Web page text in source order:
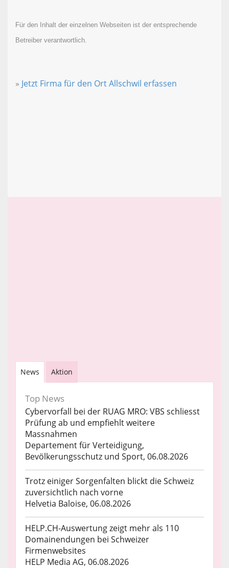
Für den Inhalt der einzelnen Webseiten ist der entsprechende
Betreiber verantwortlich.
» Jetzt Firma für den Ort Allschwil erfassen
News Aktion
Top News
Cybervorfall bei der RUAG MRO: VBS schliesst
Prüfung ab und empfiehlt weitere
Massnahmen
Departement für Verteidigung,
Bevölkerungsschutz und Sport, 06.08.2026
Trotz einiger Sorgenfalten blickt die Schweiz
zuversichtlich nach vorne
Helvetia Baloise, 06.08.2026
HELP.CH-Auswertung zeigt mehr als 110
Domainendungen bei Schweizer
Firmenwebsites
HELP Media AG, 06.08.2026